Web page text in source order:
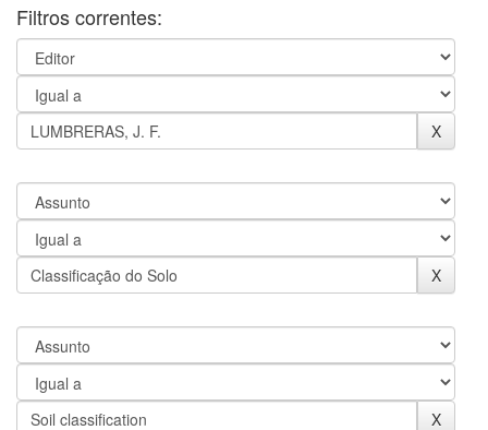
Filtros correntes: